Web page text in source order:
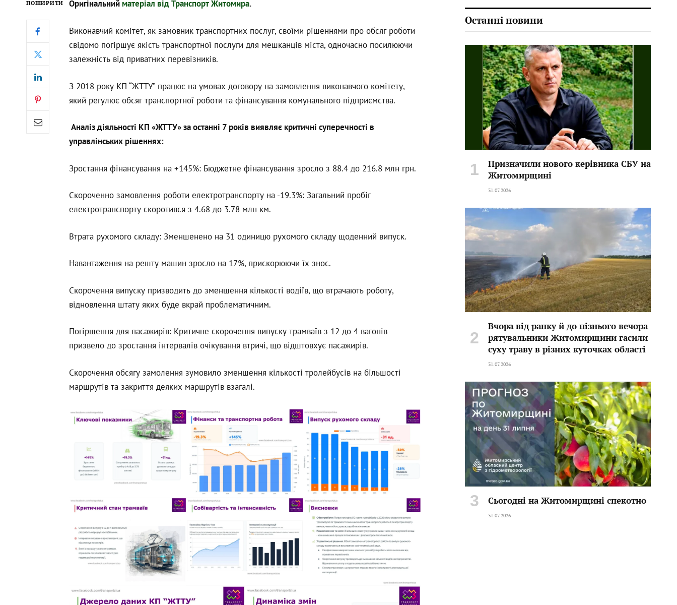
ПОШИРИТИ Оригінальний матеріал від Транспорт Житомира.
Виконавчий комітет, як замовник транспортних послуг, своїми рішеннями про обсяг роботи
свідомо погіршує якість транспортної послуги для мешканців міста, одночасно посилюючи
залежність від приватних перевізників.
З 2018 року КП “ЖТТУ” працює на умовах договору на замовлення виконавчого комітету,
який регулює обсяг транспортної роботи та фінансування комунального підприємства.
Аналіз діяльності КП «ЖТТУ» за останні 7 років виявляє критичні суперечності в
управлінських рішеннях:
Зростання фінансування на +145%: Бюджетне фінансування зросло з 88.4 до 216.8 млн грн.
Скороченно замовлення роботи електротранспорту на -19.3%: Загальний пробіг
електротранспорту скоротився з 4.68 до 3.78 млн км.
Втрата рухомого складу: Зменшенено на 31 одиницю рухомого складу щоденний випуск.
Навантаження на решту машин зросло на 17%, прискорюючи їх знос.
Скорочення випуску призводить до зменшення кількості водіїв, що втрачають роботу,
відновлення штату яких буде вкрай проблематичним.
Погіршення для пасажирів: Критичне скорочення випуску трамваїв з 12 до 4 вагонів
призвело до зростання інтервалів очікування втричі, що відштовхує пасажирів.
Скорочення обсягу замолення зумовило зменшення кількості тролейбусів на більшості
маршрутів та закриття деяких маршрутів взагалі.
Останні новини
Призначили нового керівника СБУ на
Житомирщині
31.07.2026
Вчора від ранку й до пізнього вечора
рятувальники Житомирщини гасили
суху траву в різних куточках області
31.07.2026
Сьогодні на Житомирщині спекотно
31.07.2026